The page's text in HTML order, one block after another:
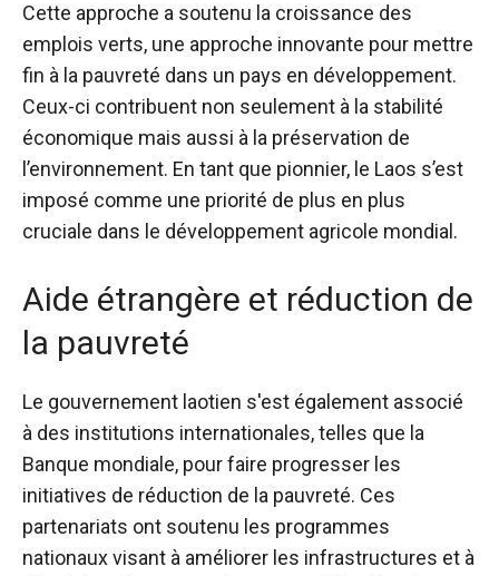
Cette approche a soutenu la croissance des
emplois verts, une approche innovante pour mettre
fin à la pauvreté dans un pays en développement.
Ceux-ci contribuent non seulement à la stabilité
économique mais aussi à la préservation de
l’environnement. En tant que pionnier, le Laos s’est
imposé comme une priorité de plus en plus
cruciale dans le développement agricole mondial.
Aide étrangère et réduction de
la pauvreté
Le gouvernement laotien s'est également associé
à des institutions internationales, telles que la
Banque mondiale, pour faire progresser les
initiatives de réduction de la pauvreté. Ces
partenariats ont soutenu les programmes
nationaux visant à améliorer les infrastructures et à